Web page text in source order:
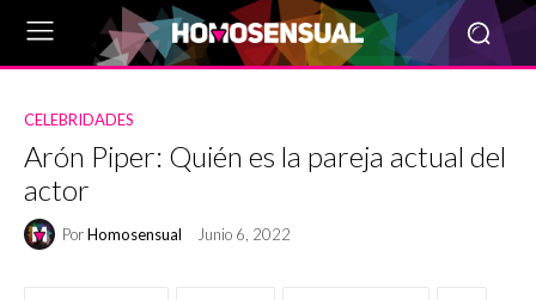
CELEBRIDADES
Arón Piper: Quién es la pareja actual del
actor
PorHomosensual Junio 6, 2022